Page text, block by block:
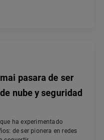
pasara de ser
nube y seguridad
ha experimentado
de ser pionera en redes